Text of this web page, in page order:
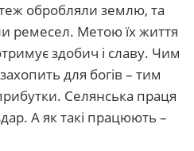
обробляли землю, та
ремесел. Метою їх життя
здобич і славу. Чим
для богів – тим
Селянська праця
А як такі працюють –